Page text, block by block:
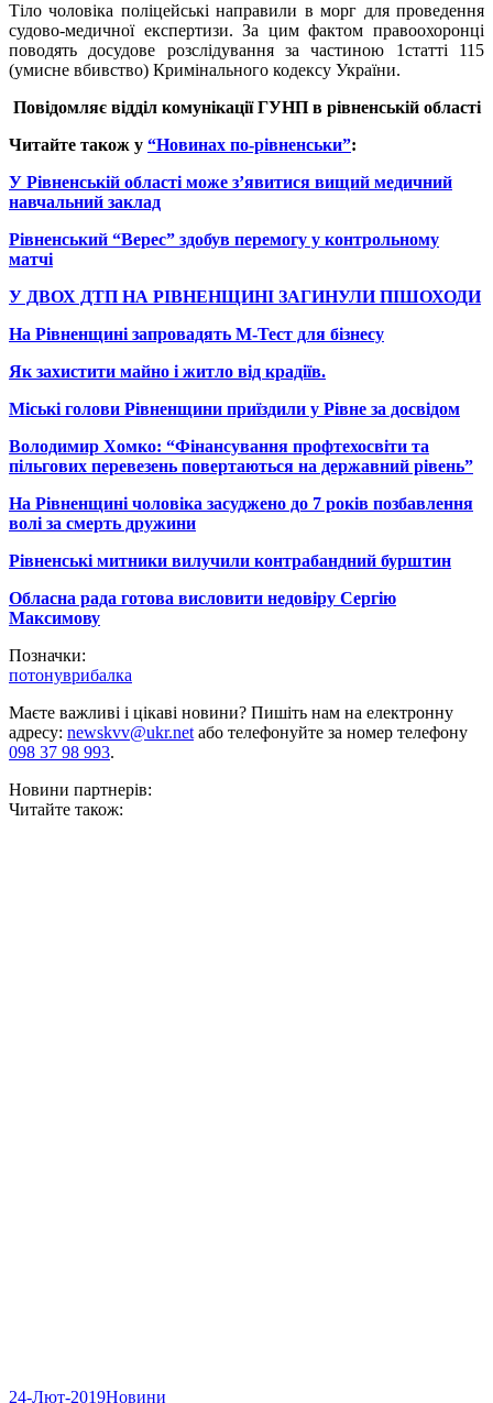
Тіло чоловіка поліцейські направили в морг для проведення
судово-медичної експертизи. За цим фактом правоохоронці
поводять досудове розслідування за частиною 1статті 115
(умисне вбивство) Кримінального кодексу України.
Повідомляє відділ комунікаціїГУНП в рівненській області
Читайте також у “Новинах по-рівненськи”:
У Рівненській області може з’явитися вищий медичний
навчальний заклад
Рівненський “Верес” здобув перемогу у контрольному
матчі
У ДВОХ ДТП НА РІВНЕНЩИНІ ЗАГИНУЛИ ПІШОХОДИ
На Рівненщині запровадять М-Тест для бізнесу
Як захистити майно і житло від крадіїв.
Міські голови Рівненщини приїздили у Рівне за досвідом
Володимир Хомко: “Фінансування профтехосвіти та
пільгових перевезень повертаються на державний рівень”
На Рівненщині чоловіка засуджено до 7 років позбавлення
волі за смерть дружини
Рівненські митники вилучили контрабандний бурштин
Обласна рада готова висловити недовіру Сергію
Максимову
Позначки:
потонуврибалка
Маєте важливі і цікаві новини? Пишіть нам на електронну
адресу: newskvv@ukr.netабо телефонуйте за номер телефону
098 37 98 993.
Новини партнерів:
Читайте також:
24-Лют-2019Новини